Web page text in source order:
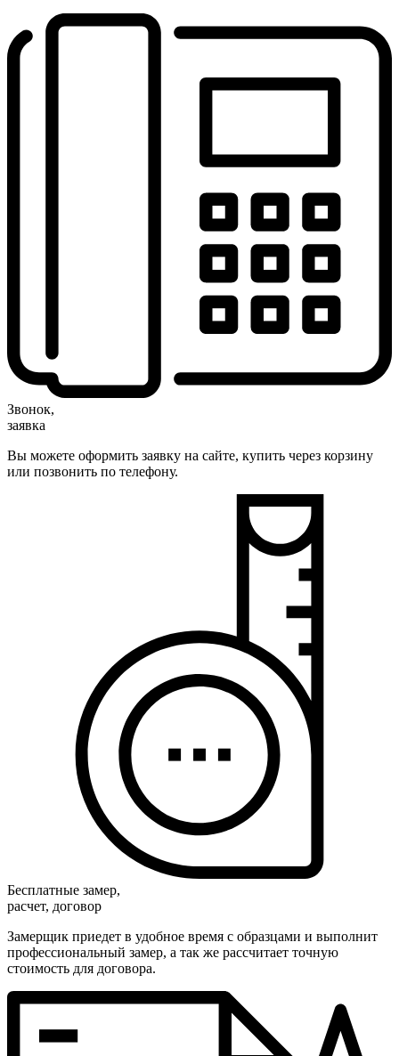
Звонок,
заявка
Вы можете оформить заявку на сайте, купить через корзину
или позвонить по телефону.
Бесплатные замер,
расчет, договор
Замерщик приедет в удобное время с образцами и выполнит
профессиональный замер, а так же рассчитает точную
стоимость для договора.